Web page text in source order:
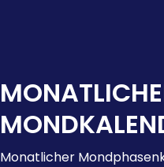
Monatlicher